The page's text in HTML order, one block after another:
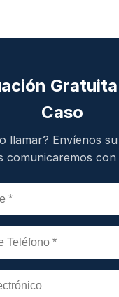
Caso
llamar? Envíenos
comunicaremos con